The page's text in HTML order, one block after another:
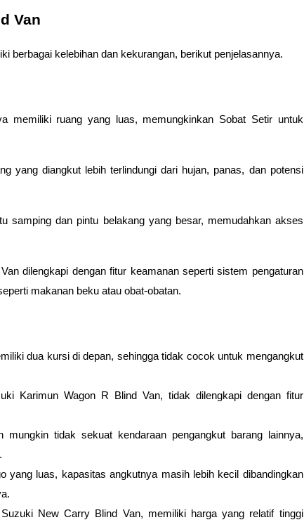
Van
berbagai kelebihan dan kekurangan, berikut penjelasannya.
memiliki ruang yang luas, memungkinkan Sobat Setir untuk
yang diangkut lebih terlindungi dari hujan, panas, dan potensi
samping dan pintu belakang yang besar, memudahkan akses
dilengkapi dengan fitur keamanan seperti sistem pengaturan
makanan beku atau obat-obatan.
dua kursi di depan, sehingga tidak cocok untuk mengangkut
Karimun Wagon R Blind Van, tidak dilengkapi dengan fitur
tidak sekuat kendaraan pengangkut barang lainnya,
yang luas, kapasitas angkutnya masih lebih kecil dibandingkan
New Carry Blind Van, memiliki harga yang relatif tinggi